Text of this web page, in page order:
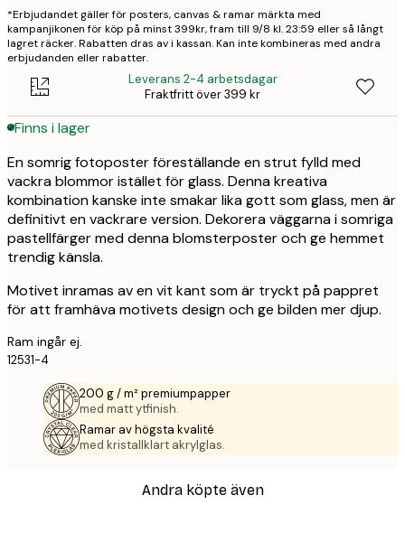
*Erbjudandet gäller för posters, canvas & ramar märkta med
kampanjikonen för köp på minst 399kr, fram till 9/8 kl. 23:59 eller så långt
lagret räcker. Rabatten dras av i kassan. Kan inte kombineras med andra
erbjudanden eller rabatter.
Leverans 2-4 arbetsdagar
Fraktfritt över 399 kr
Finns i lager
En somrig fotoposter föreställande en strut fylld med
vackra blommor istället för glass. Denna kreativa
kombination kanske inte smakar lika gott som glass, men är
definitivt en vackrare version. Dekorera väggarna i somriga
pastellfärger med denna blomsterposter och ge hemmet
trendig känsla.
Motivet inramas av en vit kant som är tryckt på pappret
för att framhäva motivets design och ge bilden mer djup.
Ram ingår ej.
12531-4
200 g / m² premiumpapper
med matt ytfinish.
Ramar av högsta kvalité
med kristallklart akrylglas.
Andra köpte även